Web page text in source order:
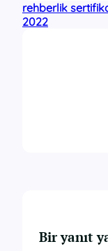
rehberlik
2022
Bir yanıt